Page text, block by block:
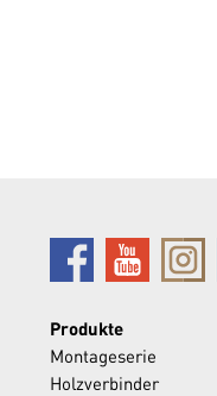
Produkte
Montageserie
Holzverbinder